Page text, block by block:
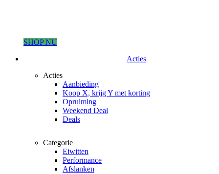
SHOP NU
Acties
Acties
Aanbieding
Koop X, krijg Y met korting
Opruiming
Weekend Deal
Deals
Categorie
Eiwitten
Performance
Afslanken